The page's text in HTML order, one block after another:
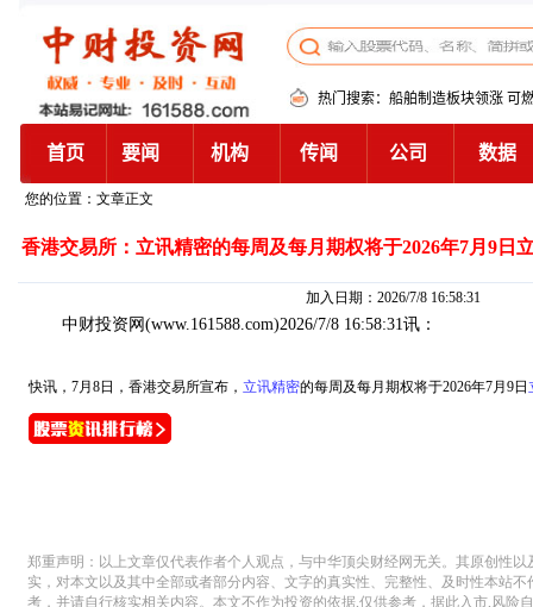
您的位置：文章正文
香港交易所：立讯精密的每周及每月期权将于2026年7月9日
加入日期：2026/7/8 16:58:31
中财投资网 (www.161588.com)2026/7/8 16:58:31讯：
快讯，7月8日，香港交易所宣布， 立讯精密的每周及每月期权将于2026年7月9日